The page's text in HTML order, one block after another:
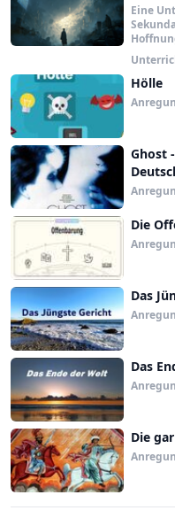
Eine
Hölle
Ghost
Die
Das
Das
Die